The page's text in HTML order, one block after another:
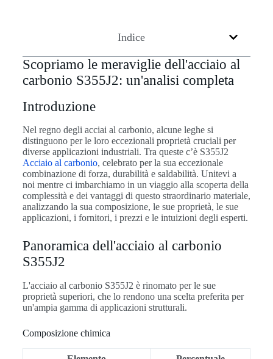
Indice
Scopriamo le meraviglie dell'acciaio al
carbonio S355J2: un'analisi completa
Introduzione
Nel regno degli acciai al carbonio, alcune leghe si
distinguono per le loro eccezionali proprietà cruciali per
diverse applicazioni industriali. Tra queste c’è S355J2
Acciaio al carbonio, celebrato per la sua eccezionale
combinazione di forza, durabilità e saldabilità. Unitevi a
noi mentre ci imbarchiamo in un viaggio alla scoperta della
complessità e dei vantaggi di questo straordinario materiale,
analizzando la sua composizione, le sue proprietà, le sue
applicazioni, i fornitori, i prezzi e le intuizioni degli esperti.
Panoramica dell'acciaio al carbonio
S355J2
L'acciaio al carbonio S355J2 è rinomato per le sue
proprietà superiori, che lo rendono una scelta preferita per
un'ampia gamma di applicazioni strutturali.
Composizione chimica